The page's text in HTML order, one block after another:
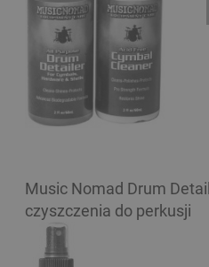
Music Nomad Drum
czyszczenia do perkusji